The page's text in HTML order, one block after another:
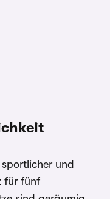
und
für fünf